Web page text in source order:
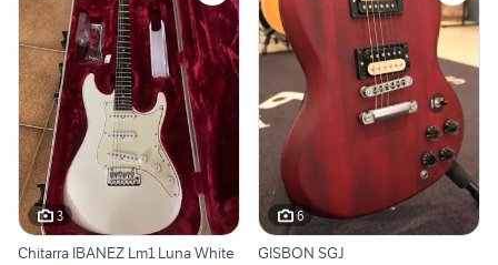
3
Chitarra IBANEZ Lm1 Luna White
6
GISBON SGJ